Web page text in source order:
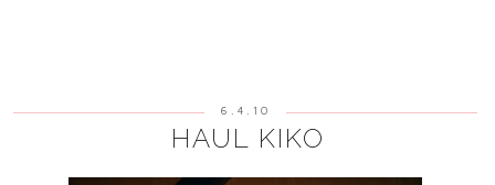
6.4.10
HAUL KIKO